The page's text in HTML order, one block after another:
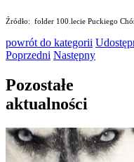
Źródło: folder 100.lecie Puckiego
powrót do kategorii
Poprzedni Następny
Pozostałe
aktualności